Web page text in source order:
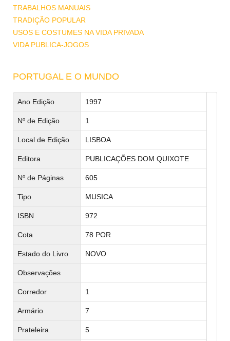
TRABALHOS MANUAIS
TRADIÇÃO POPULAR
USOS E COSTUMES NA VIDA PRIVADA
VIDA PUBLICA-JOGOS
PORTUGAL E O MUNDO
Ano Edição 1997
Nº de Edição 1
Local de Edição LISBOA
Editora PUBLICAÇÕES DOM QUIXOTE
Nº de Páginas 605
Tipo MUSICA
ISBN 972
Cota 78 POR
Estado do Livro NOVO
Observações
Corredor 1
Armário 7
Prateleira 5